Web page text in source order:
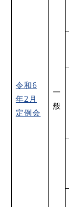
令和6
年2月
定例会
一
般